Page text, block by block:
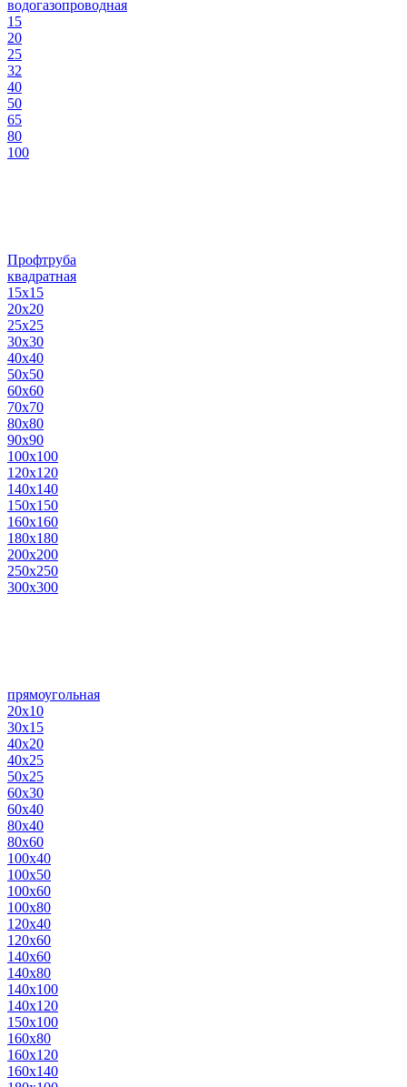
водогазопроводная
15
20
25
32
40
50
65
80
100
Профтруба
квадратная
15х15
20х20
25х25
30х30
40х40
50х50
60х60
70х70
80х80
90х90
100х100
120х120
140х140
150х150
160х160
180х180
200х200
250х250
300х300
прямоугольная
20х10
30х15
40х20
40х25
50х25
60х30
60х40
80х40
80х60
100х40
100х50
100х60
100х80
120х40
120х60
140х60
140х80
140х100
140х120
150х100
160х80
160х120
160х140